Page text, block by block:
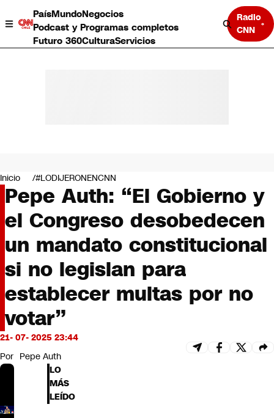
PaísMundoNegocios
Podcast y Programas completos
Futuro 360CulturaServicios
Radio
CNN
Negocios
Deportes
Programas completos
Cultura
Servicios
Bits
CNN tiempo
Futuro 360
Opinión
Inicio #LODIJERONENCNN
Pepe Auth: “El Gobierno y
el Congreso desobedecen
un mandato constitucional
si no legislan para
establecer multas por no
votar”
21- 07- 2025 23:44
Por Pepe Auth
LO
MÁS
LEÍDO